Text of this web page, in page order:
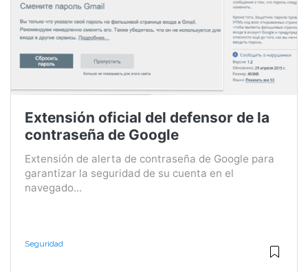
Extensión oficial del defensor de la
contraseña de Google
Extensión de alerta de contraseña de Google para
garantizar la seguridad de su cuenta en el
navegado...
Seguridad